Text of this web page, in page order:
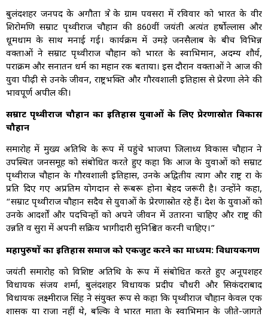
बुलंदशहर जनपद के अगौता क्षेत्र के ग्राम पवसरा में रविवार को भारत के वीर
शिरोमणि सम्राट पृथ्वीराज चौहान की 860वीं जयंती अत्यंत हर्षोल्लास और
धूमधाम के साथ मनाई गई। कार्यक्रम में उमड़े जनसैलाब के बीच विभिन्न
वक्ताओं ने सम्राट पृथ्वीराज चौहान को भारत के स्वाभिमान, अदम्य शौर्य,
पराक्रम और सनातन धर्म का महान रक्षक बताया। इस दौरान वक्ताओं ने आज की
युवा पीढ़ी से उनके जीवन, राष्ट्रभक्ति और गौरवशाली इतिहास से प्रेरणा लेने की
भावपूर्ण अपील की।
सम्राट पृथ्वीराज चौहान का इतिहास युवाओं के लिए प्रेरणास्रोत विकास
चौहान
समारोह में मुख्य अतिथि के रूप में पहुंचे भाजपा जिलाध्यक्ष विकास चौहान ने
उपस्थित जनसमूह को संबोधित करते हुए कहा कि आज के युवाओं को सम्राट
पृथ्वीराज चौहान के गौरवशाली इतिहास, उनके अद्वितीय त्याग और राष्ट्र रक्षा के
प्रति दिए गए अप्रतिम योगदान से रूबरू होना बेहद जरूरी है। उन्होंने कहा,
“सम्राट पृथ्वीराज चौहान सदैव से युवाओं के प्रेरणास्रोत रहे हैं। देश के युवाओं को
उनके आदर्शों और पदचिन्हों को अपने जीवन में उतारना चाहिए और राष्ट्र की
उन्नति व सुरक्षा में अपनी सक्रिय भागीदारी सुनिश्चित करनी चाहिए।”
महापुरुषों का इतिहास समाज को एकजुट करने का माध्यम: विधायकगण
जयंती समारोह को विशिष्ट अतिथि के रूप में संबोधित करते हुए अनूपशहर
विधायक संजय शर्मा, बुलंदशहर विधायक प्रदीप चौधरी और सिकंदराबाद
विधायक लक्ष्मीराज सिंह ने संयुक्त रूप से कहा कि पृथ्वीराज चौहान केवल एक
शासक या राजा नहीं थे, बल्कि वे भारत माता के स्वाभिमान के जीते-जागते